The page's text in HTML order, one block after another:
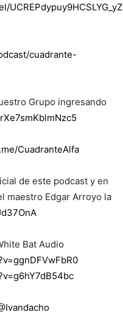
cuadrante-
Grupo ingresando
CuadranteAlfa
de este podcast y en
maestro Edgar Arroyo la
Bat Audio